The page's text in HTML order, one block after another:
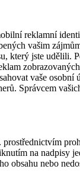
reklamní
vašim
jste udělili.
vaše
Správcem
na nadpisy
obsahu nebo